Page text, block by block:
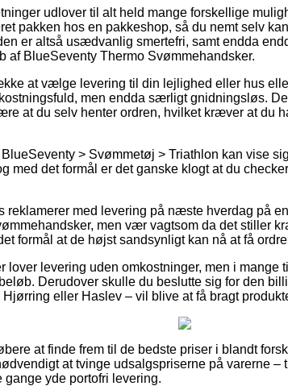
udlover til alt held mange forskellige
pakken hos en pakkeshop, så du nemt selv
er altså usædvanlig smertefri, samt endda
af BlueSeventy Thermo Svømmehandsker.
at vælge levering til din lejlighed eller hus
men endda særligt gnidningsløs.
at du selv henter ordren, hvilket kræver at du
> Svømmetøj > Triathlon kan vise
med det formål er det ganske klogt at du
reklamerer med levering på næste hverdag på
men vær vagtsom da det stiller
formål at de højst sandsynligt kan nå at få
lover levering uden omkostninger, men i
Derudover skulle du beslutte sig for den
eller Haslev – vil blive at få bragt
at finde frem til de bedste priser i blandt
at tvinge udsalgspriserne på varerne –
yde portofri levering.